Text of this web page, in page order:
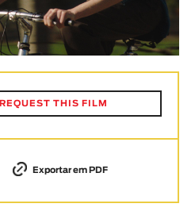
REQUEST THIS FILM
Exportar em PDF